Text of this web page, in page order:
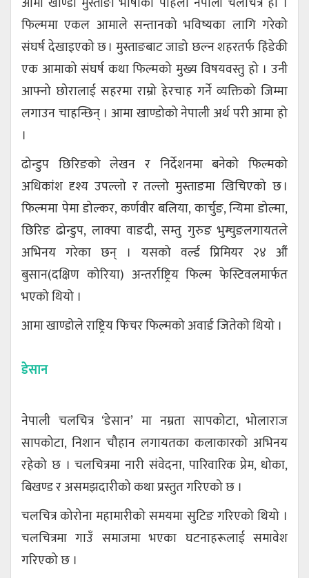
फिल्ममा एकल आमाले सन्तानको भविष्यका लागि गरेको
संघर्ष देखाइएको छ । मुस्ताङबाट जाडो छल्न शहरतर्फ हिंडेकी
एक आमाको संघर्ष कथा फिल्मको मुख्य विषयवस्तु हो । उनी
आफ्नो छोरालाई सहरमा राम्रो हेरचाह गर्ने व्यक्तिको जिम्मा
लगाउन चाहन्छिन् । आमा खाण्डोको नेपाली अर्थ परी आमा हो
।
ढोन्डुप छिरिङको लेखन र निर्देशनमा बनेको फिल्मको
अधिकांश दृश्य उपल्लो र तल्लो मुस्ताङमा खिचिएको छ ।
फिल्ममा पेमा डोल्कर, कर्णवीर बलिया, कार्चुङ, न्यिमा डोल्मा,
छिरिङ ढोन्डुप, लाक्पा वाङदी, सम्तु गुरुङ भुम्चुङलगायतले
अभिनय गरेका छन् । यसको वर्ल्ड प्रिमियर २४ औं
बुसान(दक्षिण कोरिया) अन्तर्राष्ट्रिय फिल्म फेस्टिवलमार्फत
भएको थियो ।
आमा खाण्डोले राष्ट्रिय फिचर फिल्मको अवार्ड जितेको थियो ।
डेसान
नेपाली चलचित्र ‘डेसान’ मा नम्रता सापकोटा, भोलाराज
सापकोटा, निशान चौहान लगायतका कलाकारको अभिनय
रहेको छ । चलचित्रमा नारी संवेदना, पारिवारिक प्रेम, धोका,
बिखण्ड र असमझदारीको कथा प्रस्तुत गरिएको छ ।
चलचित्र कोरोना महामारीको समयमा सुटिङ गरिएको थियो ।
चलचित्रमा गाउँ समाजमा भएका घटनाहरूलाई समावेश
गरिएको छ ।